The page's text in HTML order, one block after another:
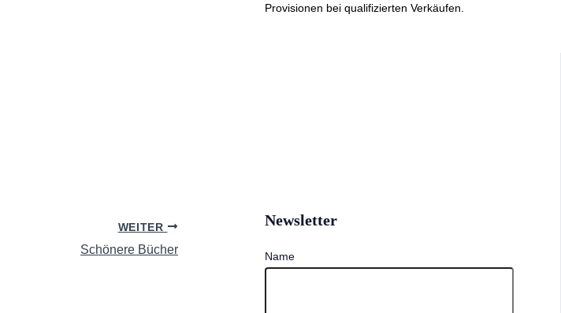
WEITER
Schönere Bücher
Provisionen bei qualifizierten Verkäufen.
Newsletter
Name